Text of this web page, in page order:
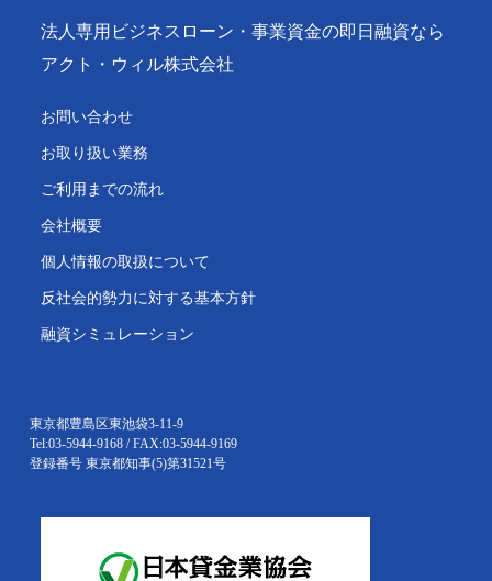
法人専用ビジネスローン・事業資金の即日融資なら
アクト・ウィル株式会社
お問い合わせ
お取り扱い業務
ご利用までの流れ
会社概要
個人情報の取扱について
反社会的勢力に対する基本方針
融資シミュレーション
東京都豊島区東池袋3-11-9
Tel:03-5944-9168 / FAX:03-5944-9169
登録番号 東京都知事(5)第31521号